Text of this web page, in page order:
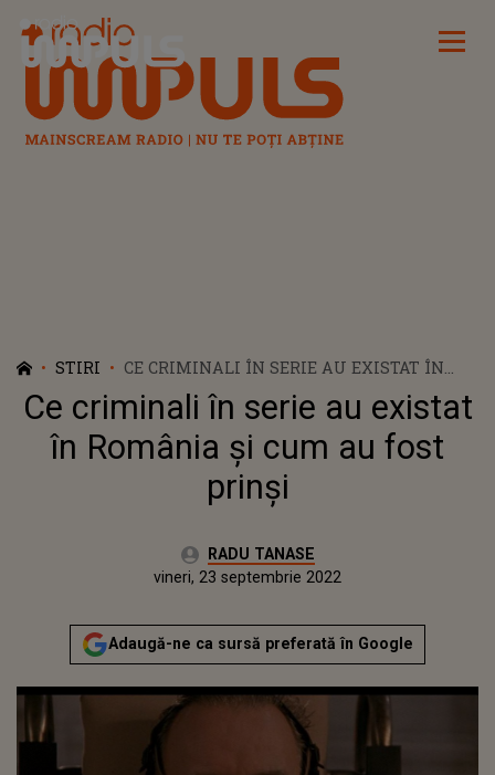
Radio Impuls
STIRI
CE CRIMINALI ÎN SERIE AU EXISTAT ÎN
ROMÂNIA ȘI CUM AU FOST PRINȘI
Ce criminali în serie au existat
în România și cum au fost
prinși
Autor:RADU TANASE
joi, 23 septembrie 2021Actualizat:
vineri, 23 septembrie 2022
Adaugă-ne ca sursă preferată în Google